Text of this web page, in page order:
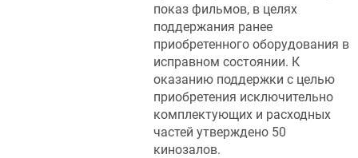
показ фильмов, в целях
поддержания ранее
приобретенного оборудования в
исправном состоянии. К
оказанию поддержки с целью
приобретения исключительно
комплектующих и расходных
частей утверждено 50
кинозалов.